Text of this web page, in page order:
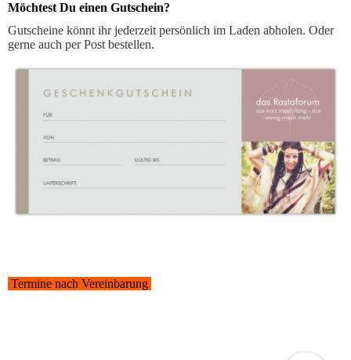
Möchtest Du einen Gutschein?
Gutscheine könnt ihr jederzeit persönlich im Laden abholen. Oder
gerne auch per Post bestellen.
Termine nach Vereinbarung